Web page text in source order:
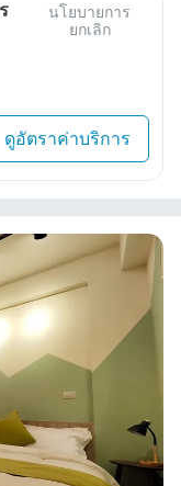
นโยบายการ
ยกเลิก
ดูอัตราค่าบริการ